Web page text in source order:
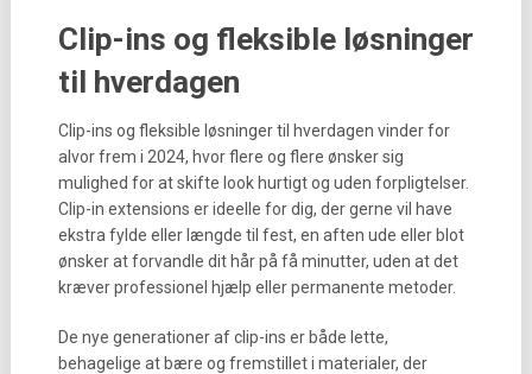
Clip-ins og fleksible løsninger
til hverdagen
Clip-ins og fleksible løsninger til hverdagen vinder for
alvor frem i 2024, hvor flere og flere ønsker sig
mulighed for at skifte look hurtigt og uden forpligtelser.
Clip-in extensions er ideelle for dig, der gerne vil have
ekstra fylde eller længde til fest, en aften ude eller blot
ønsker at forvandle dit hår på få minutter, uden at det
kræver professionel hjælp eller permanente metoder.
De nye generationer af clip-ins er både lette,
behagelige at bære og fremstillet i materialer, der